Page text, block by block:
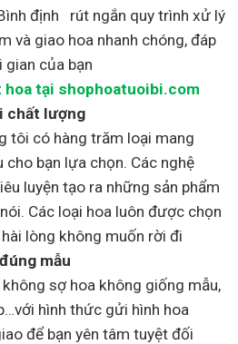
định rút ngắn quy trình xử lý
và giao hoa nhanh chóng, đáp
gian của bạn
hoa tại shophoatuoibi.com
chất lượng
tôi có hàng trăm loại mang
cho bạn lựa chọn. Các nghệ
luyện tạo ra những sản phẩm
Các loại hoa luôn được chọn
lòng không muốn rời đi
mẫu
sợ hoa không giống mẫu,
hình thức gửi hình hoa
để bạn yên tâm tuyệt đối